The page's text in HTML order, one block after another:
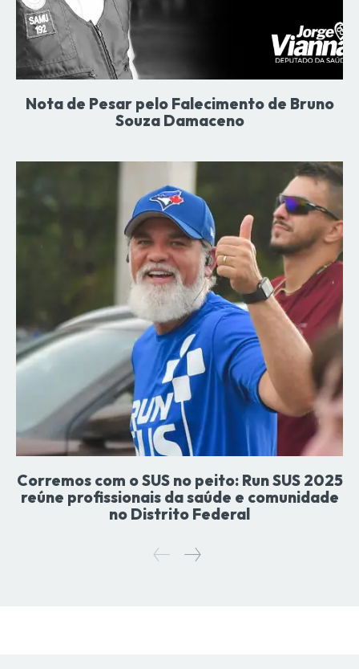
Nota de Pesar pelo Falecimento de Bruno
Souza Damaceno
Corremos com o SUS no peito: Run SUS 2025
reúne profissionais da saúde e comunidade
no Distrito Federal